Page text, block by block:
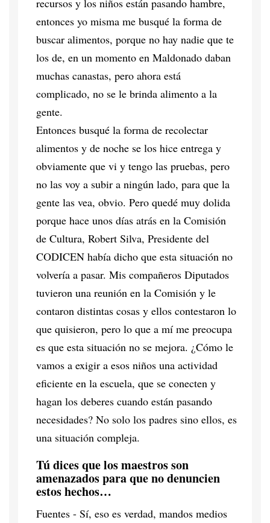
entonces yo misma me busqué la forma de
buscar alimentos, porque no hay nadie que te
los de, en un momento en Maldonado daban
muchas canastas, pero ahora está
complicado, no se le brinda alimento a la
gente.
Entonces busqué la forma de recolectar
alimentos y de noche se los hice entrega y
obviamente que vi y tengo las pruebas, pero
no las voy a subir a ningún lado, para que la
gente las vea, obvio. Pero quedé muy dolida
porque hace unos días atrás en la Comisión
de Cultura, Robert Silva, Presidente del
CODICEN había dicho que esta situación no
volvería a pasar. Mis compañeros Diputados
tuvieron una reunión en la Comisión y le
contaron distintas cosas y ellos contestaron lo
que quisieron, pero lo que a mí me preocupa
es que esta situación no se mejora. ¿Cómo le
vamos a exigir a esos niños una actividad
eficiente en la escuela, que se conecten y
hagan los deberes cuando están pasando
necesidades? No solo los padres sino ellos, es
una situación compleja.
Tú dices que los maestros son
amenazados para que no denuncien
estos hechos…
Fuentes - Sí, eso es verdad, mandos medios